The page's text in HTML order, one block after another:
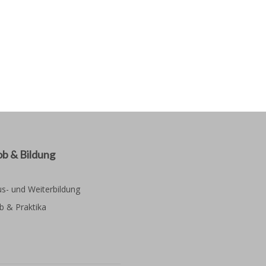
& Bildung
und Weiterbildung
& Praktika